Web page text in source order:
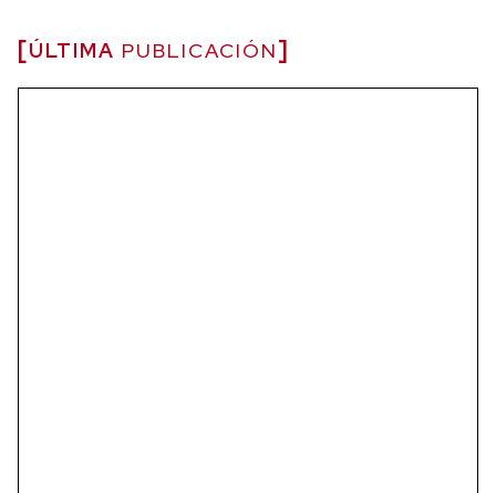
ÚLTIMA PUBLICACIÓN